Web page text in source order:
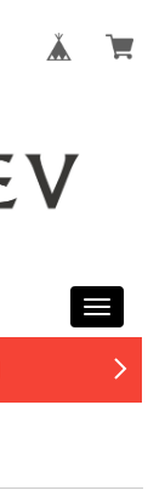
Toggle